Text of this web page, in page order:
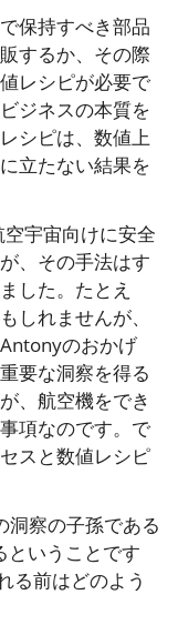
保持すべき部品
するか、その際
レシピが必要で
ジネスの本質を
シピは、数値上
立たない結果を
宇宙向けに安全
、その手法はす
した。たとえ
しれませんが、
のおかげ
要な洞察を得る
、航空機をでき
項なのです。で
スと数値レシピ
洞察の子孫である
ということです
る前はどのよう